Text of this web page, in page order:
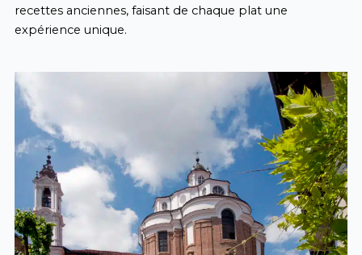
recettes anciennes, faisant de chaque plat une
expérience unique.